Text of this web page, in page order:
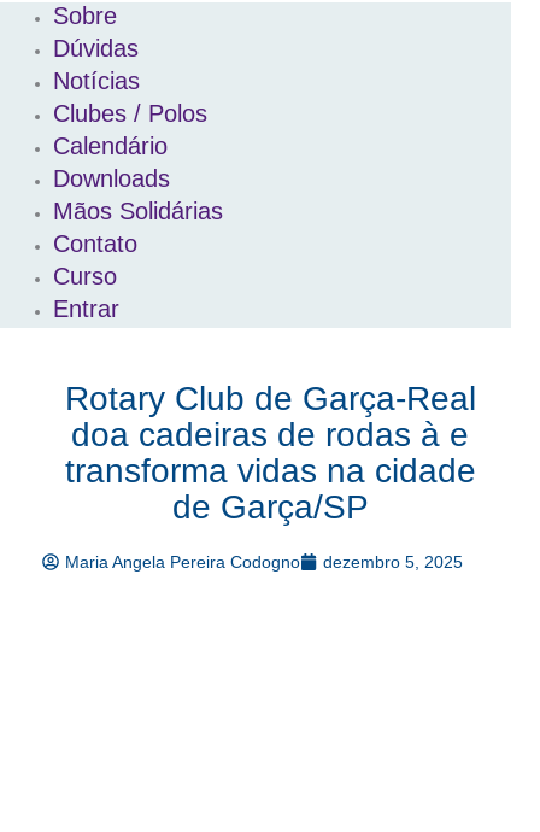
Sobre
Dúvidas
Notícias
Clubes / Polos
Calendário
Downloads
Mãos Solidárias
Contato
Curso
Entrar
Rotary Club de Garça-Real
doa cadeiras de rodas à e
transforma vidas na cidade
de Garça/SP
Maria Angela Pereira Codogno dezembro 5, 2025